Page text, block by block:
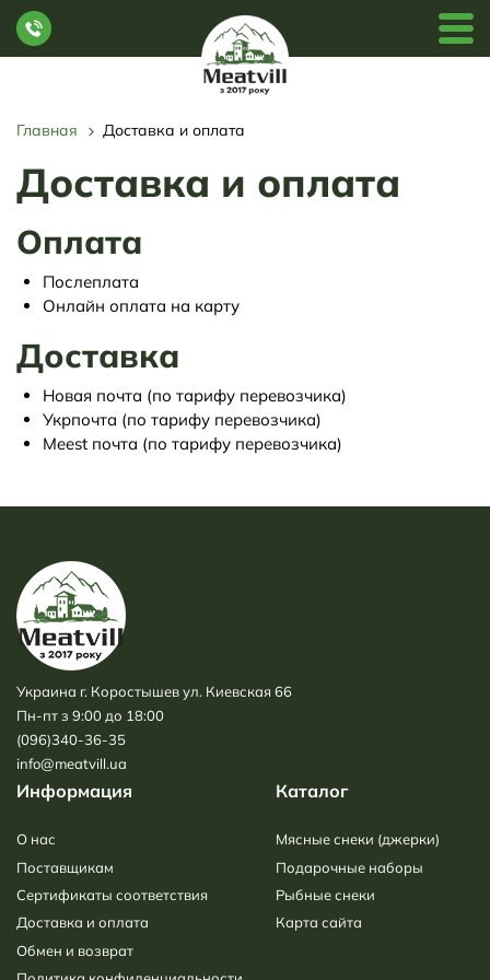
Главная Доставка и оплата
Доставка и оплата
Оплата
Послеплата
Онлайн оплата на карту
Доставка
Новая почта (по тарифу перевозчика)
Укрпочта (по тарифу перевозчика)
Meest почта (по тарифу перевозчика)
Украина г. Коростышев ул. Киевская 66
Пн-пт з 9:00 до 18:00
(096)340-36-35
info@meatvill.ua
Информация
О нас
Поставщикам
Сертификаты соответствия
Доставка и оплата
Обмен и возврат
Каталог
Мясные снеки (джерки)
Подарочные наборы
Рыбные снеки
Карта сайта